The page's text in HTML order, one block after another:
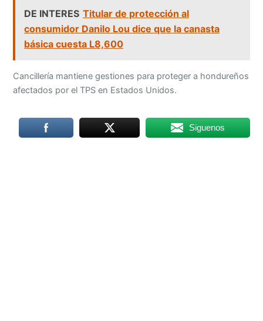
DE INTERES Titular de protección al
consumidor Danilo Lou dice que la canasta
básica cuesta L8,600
Cancillería mantiene gestiones para proteger a hondureños
afectados por el TPS en Estados Unidos.
Siguenos